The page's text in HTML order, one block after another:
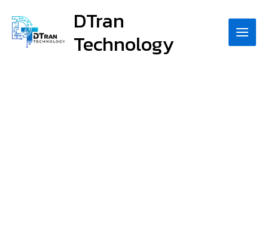
content
DTran
Technology